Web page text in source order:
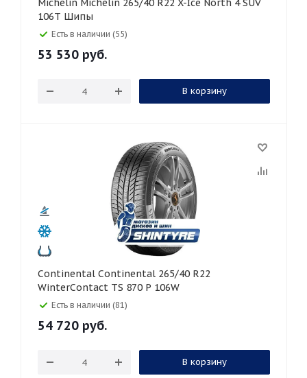
Michelin Michelin 265/40 R22 X-Ice North 4 SUV
106T Шипы
Есть в наличии (55)
53 530 руб.
В корзину
Continental Continental 265/40 R22
WinterContact TS 870 P 106W
Есть в наличии (81)
54 720 руб.
В корзину